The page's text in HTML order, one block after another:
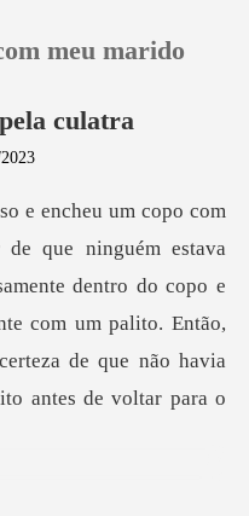
meu marido
culatra
dentro do copo e
com um palito. Então,